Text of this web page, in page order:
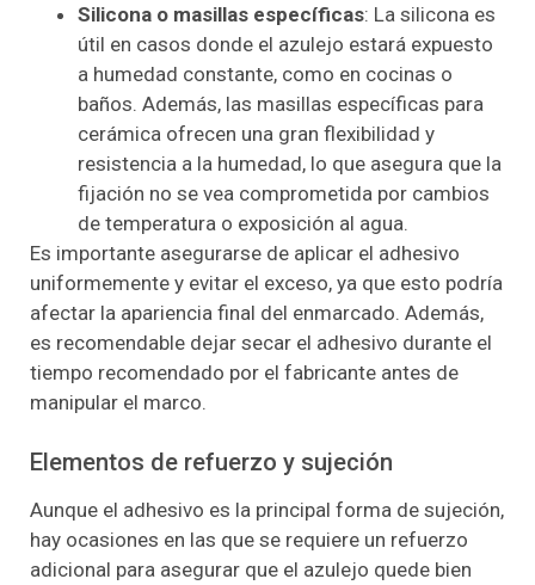
Silicona o masillas específicas: La silicona es
útil en casos donde el azulejo estará expuesto
a humedad constante, como en cocinas o
baños. Además, las masillas específicas para
cerámica ofrecen una gran flexibilidad y
resistencia a la humedad, lo que asegura que la
fijación no se vea comprometida por cambios
de temperatura o exposición al agua.
Es importante asegurarse de aplicar el adhesivo
uniformemente y evitar el exceso, ya que esto podría
afectar la apariencia final del enmarcado. Además,
es recomendable dejar secar el adhesivo durante el
tiempo recomendado por el fabricante antes de
manipular el marco.
Elementos de refuerzo y sujeción
Aunque el adhesivo es la principal forma de sujeción,
hay ocasiones en las que se requiere un refuerzo
adicional para asegurar que el azulejo quede bien